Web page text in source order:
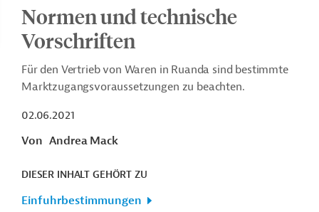
Normen und technische
Vorschriften
Für den Vertrieb von Waren in Ruanda sind bestimmte
Marktzugangsvoraussetzungen zu beachten.
02.06.2021
Von Andrea Mack
DIESER INHALT GEHÖRT ZU
Einfuhrbestimmungen